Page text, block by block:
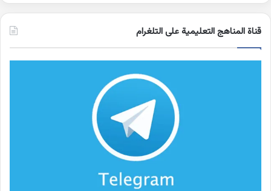
قناة المناهج التعليمية على التلغرام